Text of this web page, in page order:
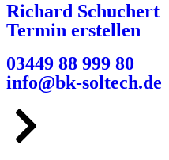
Richard Schuchert
Termin erstellen
03449 88 999 80
info@bk-soltech.de